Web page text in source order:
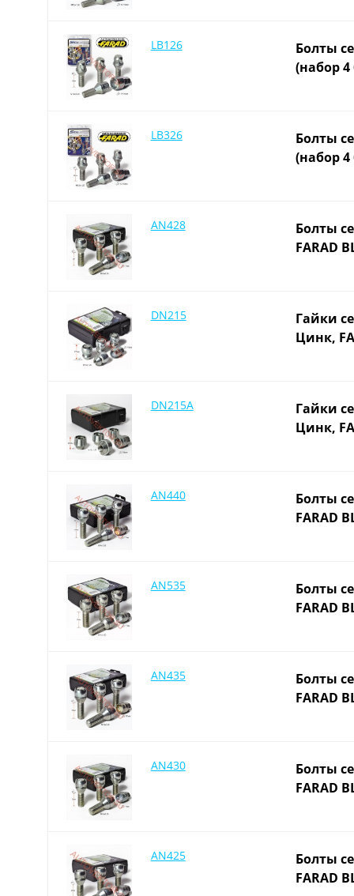
LB126
Болты
(набор
LB326
Болты
(набор
AN428
Болты
FARAD
DN215
Гайки
Цинк,
DN215A
Гайки
Цинк,
AN440
Болты
FARAD
AN535
Болты
FARAD
AN435
Болты
FARAD
AN430
Болты
FARAD
AN425
Болты
FARAD